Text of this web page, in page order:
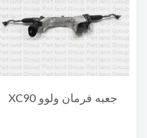
گاردان ولوو XC90